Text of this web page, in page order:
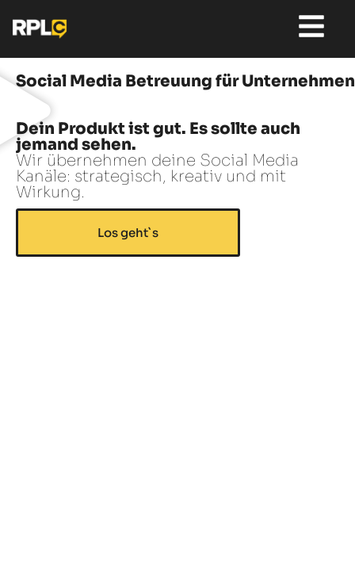
Social Media Betreuung für Unternehmen
Dein Produkt ist gut. Es sollte auch
jemand sehen.
Wir übernehmen deine Social Media
Kanäle: strategisch, kreativ und mit
Wirkung.
Los geht`s